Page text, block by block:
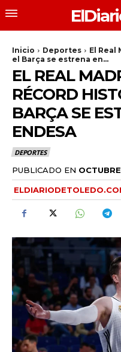
Inicio Deportes
El
el Barça se estrena en...
EL REAL
RÉCORD
BARÇA SE
ENDESA
DEPORTES
PUBLICADO EN